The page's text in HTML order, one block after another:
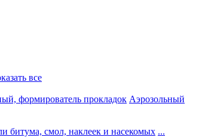
все
формирователь прокладок Аэрозольный
битума, смол, наклеек и насекомых ...